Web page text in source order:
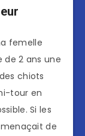
femelle
de 2 ans une
chiots
tour en
Si les
de